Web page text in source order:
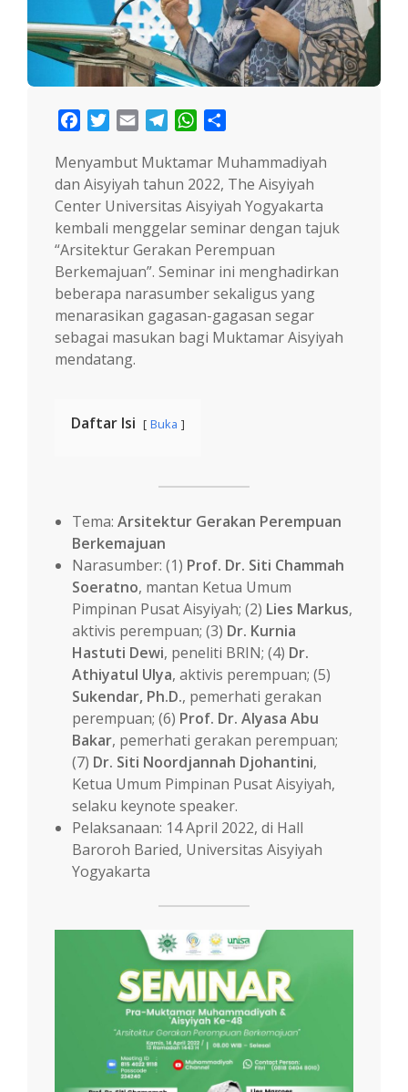
FacebookTwitter
Email TelegramWhatsApp
Menyambut Muktamar Muhammadiyah
dan Aisyiyah tahun 2022, The Aisyiyah
Center Universitas Aisyiyah Yogyakarta
kembali menggelar seminar dengan tajuk
“Arsitektur Gerakan Perempuan
Berkemajuan”. Seminar ini menghadirkan
beberapa narasumber sekaligus yang
menarasikan gagasan-gagasan segar
sebagai masukan bagi Muktamar Aisyiyah
mendatang.
Daftar Isi Buka
Tema:Arsitektur Gerakan Perempuan
Berkemajuan
Narasumber: (1) Prof. Dr. Siti Chammah
Soeratno, mantan Ketua Umum
Pimpinan Pusat Aisyiyah; (2) Lies Markus,
aktivis perempuan; (3) Dr. Kurnia
Hastuti Dewi, peneliti BRIN; (4) Dr.
Athiyatul Ulya, aktivis perempuan; (5)
Sukendar, Ph.D., pemerhati gerakan
perempuan; (6) Prof. Dr. Alyasa Abu
Bakar, pemerhati gerakan perempuan;
(7) Dr. Siti Noordjannah Djohantini,
Ketua Umum Pimpinan Pusat Aisyiyah,
selaku keynote speaker.
Pelaksanaan: 14 April 2022, di Hall
Baroroh Baried, Universitas Aisyiyah
Yogyakarta